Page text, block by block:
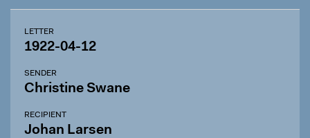
LETTER
1922-04-12
SENDER
Christine Swane
RECIPIENT
Johan Larsen